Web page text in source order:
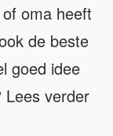
oma heeft
de beste
goed idee
Lees verder